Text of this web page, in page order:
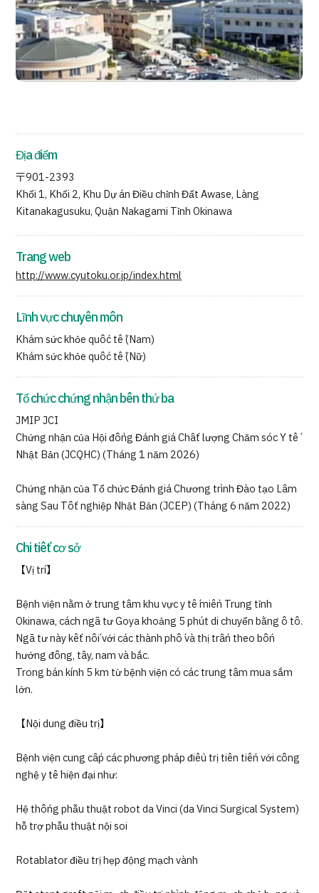
Địa điểm
〒901-2393
Khối 1, Khối 2, Khu Dự án Điều chỉnh Đất Awase, Làng
Kitanakagusuku, Quận Nakagami Tỉnh Okinawa
Trang web
http://www.cyutoku.or.jp/index.html
Lĩnh vực chuyên môn
Khám sức khỏe quốc tế (Nam)
Khám sức khỏe quốc tế (Nữ)
Tổ chức chứng nhận bên thứ ba
JMIP JCI
Chứng nhận của Hội đồng Đánh giá Chất lượng Chăm sóc Y tế
Nhật Bản (JCQHC) (Tháng 1 năm 2026)
Chứng nhận của Tổ chức Đánh giá Chương trình Đào tạo Lâm
sàng Sau Tốt nghiệp Nhật Bản (JCEP) (Tháng 6 năm 2022)
Chi tiết cơ sở
【Vị trí】
Bệnh viện nằm ở trung tâm khu vực y tế miền Trung tỉnh
Okinawa, cách ngã tư Goya khoảng 5 phút di chuyển bằng ô tô.
Ngã tư này kết nối với các thành phố và thị trấn theo bốn
hướng đông, tây, nam và bắc.
Trong bán kính 5 km từ bệnh viện có các trung tâm mua sắm
lớn.
【Nội dung điều trị】
Bệnh viện cung cấp các phương pháp điều trị tiên tiến với công
nghệ y tế hiện đại như:
Hệ thống phẫu thuật robot da Vinci (da Vinci Surgical System)
hỗ trợ phẫu thuật nội soi
Rotablator điều trị hẹp động mạch vành